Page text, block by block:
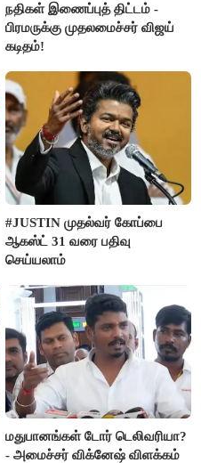
நதிகள் இணைப்புத் திட்டம் -
பிரமருக்கு முதலமைச்சர் விஜய்
கடிதம்!
#JUSTIN முதல்வர் கோப்பை
ஆகஸ்ட் 31 வரை பதிவு
செய்யலாம்
மதுபானங்கள் டோர் டெலிவரியா?
- அமைச்சர் விக்னேஷ் விளக்கம்